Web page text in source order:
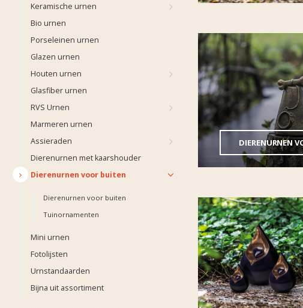
Keramische urnen
Bio urnen
Porseleinen urnen
Glazen urnen
Houten urnen
Glasfiber urnen
RVS Urnen
Marmeren urnen
Assieraden
Dierenurnen met kaarshouder
Dierenurnen voor buiten
Dierenurnen voor buiten
Tuinornamenten
Mini urnen
Fotolijsten
Urnstandaarden
Bijna uit assortiment
DIERENURNEN